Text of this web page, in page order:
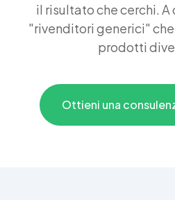
il risultato che cerchi.
"rivenditori generici"
prodotti
Ottieni una